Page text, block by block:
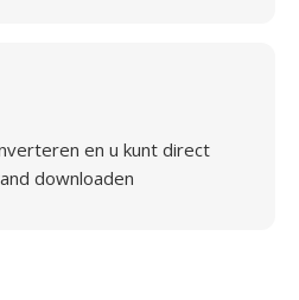
en u kunt direct
downloaden